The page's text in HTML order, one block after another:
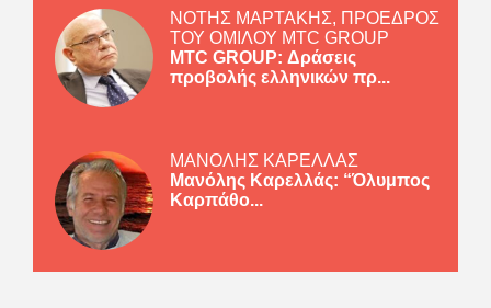
ΝΟΤΗΣ ΜΑΡΤΑΚΗΣ, ΠΡΟΕΔΡΟΣ
ΤΟΥ ΟΜΙΛΟΥ MTC GROUP
MTC GROUP: Δράσεις
προβολής ελληνικών πρ...
ΜΑΝΟΛΗΣ ΚΑΡΕΛΛΑΣ
Μανόλης Καρελλάς: “Όλυμπος
Καρπάθο...